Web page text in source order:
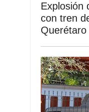
Explosión
con tren
Querétaro